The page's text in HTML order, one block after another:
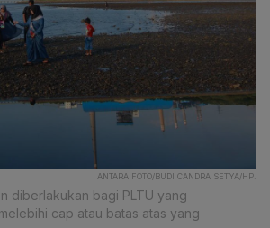
ANTARA FOTO/BUDI CANDRA SETYA/HP.
diberlakukan bagi PLTU yang
cap atau batas atas yang